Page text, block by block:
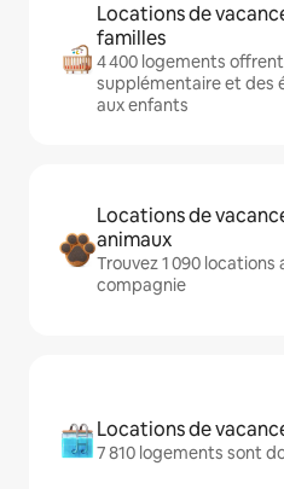
Locations de
familles
4 400 logements
supplémentaire et des
aux enfants
Locations de
animaux
Trouvez 1 090
compagnie
Locations de
7 810 logements sont